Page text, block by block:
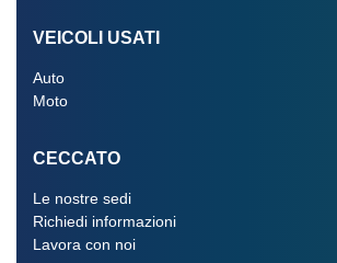
VEICOLI USATI
Auto
Moto
CECCATO
Le nostre sedi
Richiedi informazioni
Lavora con noi